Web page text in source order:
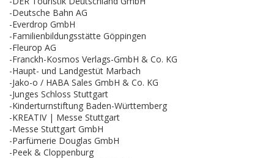
-Deutsche Bahn AG
-Everdrop GmbH
-Familienbildungsstätte Göppingen
-Fleurop AG
-Franckh-Kosmos Verlags-GmbH & Co. KG
-Haupt- und Landgestüt Marbach
-Jako-o / HABA Sales GmbH & Co. KG
-Junges Schloss Stuttgart
-Kinderturnstiftung Baden-Württemberg
-KREATIV | Messe Stuttgart
-Messe Stuttgart GmbH
-Parfümerie Douglas GmbH
-Peek & Cloppenburg